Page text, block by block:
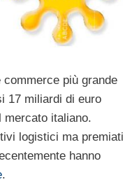
più grande
17 miliardi di euro
mercato italiano.
logistici ma premiati
hanno
.